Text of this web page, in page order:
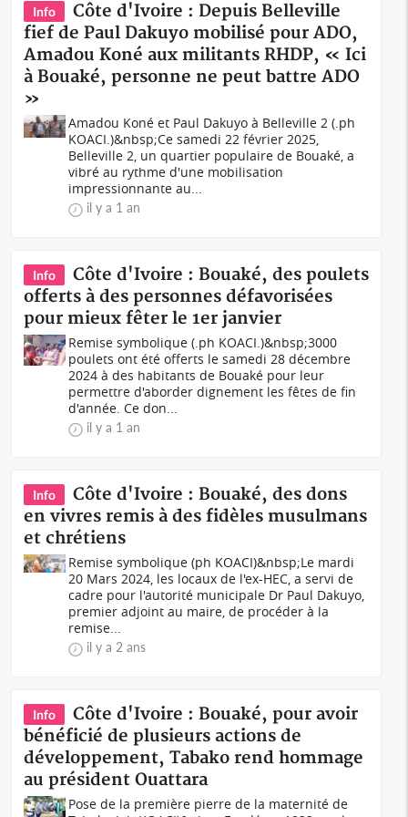
Info
Côte d'Ivoire : Depuis Belleville
fief de Paul Dakuyo mobilisé pour ADO,
Amadou Koné aux militants RHDP, « Ici
à Bouaké, personne ne peut battre ADO
»
Amadou Koné et Paul Dakuyo à Belleville 2 (.ph
KOACI.)&nbsp;Ce samedi 22 février 2025,
Belleville 2, un quartier populaire de Bouaké, a
vibré au rythme d'une mobilisation
impressionnante au...
il y a 1 an
Info
Côte d'Ivoire : Bouaké, des poulets
offerts à des personnes défavorisées
pour mieux fêter le 1er janvier
Remise symbolique (.ph KOACI.)&nbsp;3000
poulets ont été offerts le samedi 28 décembre
2024 à des habitants de Bouaké pour leur
permettre d'aborder dignement les fêtes de fin
d'année. Ce don...
il y a 1 an
Info
Côte d'Ivoire : Bouaké, des dons
en vivres remis à des fidèles musulmans
et chrétiens
Remise symbolique (ph KOACI)&nbsp;Le mardi
20 Mars 2024, les locaux de l'ex-HEC, a servi de
cadre pour l'autorité municipale Dr Paul Dakuyo,
premier adjoint au maire, de procéder à la
remise...
il y a 2 ans
Info
Côte d'Ivoire : Bouaké, pour avoir
bénéficié de plusieurs actions de
développement, Tabako rend hommage
au président Ouattara
Pose de la première pierre de la maternité de